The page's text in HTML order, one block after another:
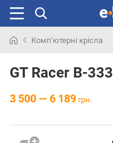
раніше
Комп'ютерні крісла
GT Racer B-333
3 500 — 6 189 грн.